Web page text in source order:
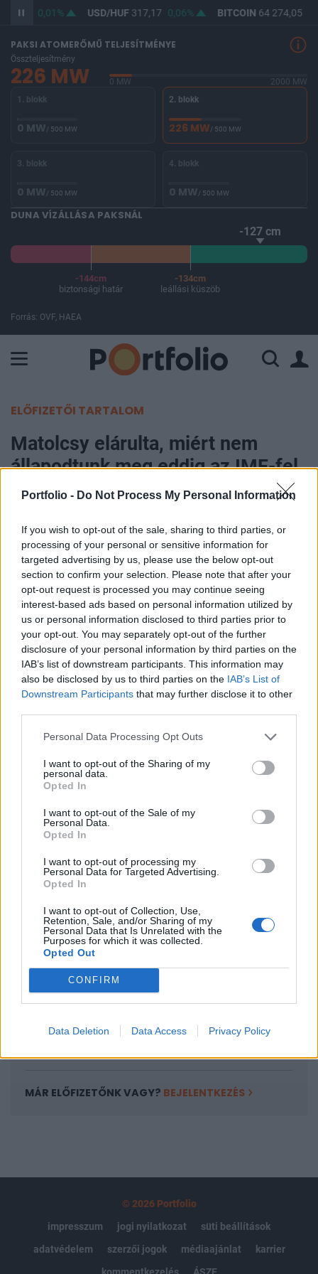
Portfolio - Do Not Process My Personal Information
If you wish to opt-out of the sale, sharing to third parties, or
processing of your personal or sensitive information for
targeted advertising by us, please use the below opt-out
section to confirm your selection. Please note that after your
opt-out request is processed you may continue seeing
interest-based ads based on personal information utilized by
us or personal information disclosed to third parties prior to
your opt-out. You may separately opt-out of the further
disclosure of your personal information by third parties on the
IAB’s list of downstream participants. This information may
also be disclosed by us to third parties on the IAB’s List of
Downstream Participants that may further disclose it to other
Personal Data Processing Opt Outs
I want to opt-out of the Sharing of my
personal data.
Opted In
I want to opt-out of the Sale of my
Personal Data.
Opted In
I want to opt-out of processing my
Personal Data for Targeted Advertising.
Opted In
I want to opt-out of Collection, Use,
Retention, Sale, and/or Sharing of my
Personal Data that Is Unrelated with the
Purposes for which it was collected.
Opted Out
CONFIRM
Data Deletion Data Access Privacy Policy
0,01% USD/HUF317,17 0,06% BITCOIN64 274,05
PAKSI ATOMERŐMŰ TELJESÍTMÉNYE
Összteljesítmény
226 MW 0 MW
2000 MW
1. blokk
0 MW/ 500 MW
2. blokk
226 MW/ 500 MW
3. blokk
0 MW/ 500 MW
4. blokk
0 MW/ 500 MW
DUNA VÍZÁLLÁSA PAKSNÁL
-127 cm
-144cm
biztonsági határ
-134cm
leállási küszöb
Forrás: OVF, HAEA
ELŐFIZETŐI TARTALOM
Matolcsy elárulta, miért nem
állapodtunk meg eddig az IMF-fel
Portfolio
Magyarország a nemzeti érdeket óvó tárgyalási
folyamatot követ a Nemzetközi Valutaalappal és
az Európai Unióval - hangsúlyozta az MTI
beszámolója szerint Matolcsy György
nemzetgazdasági miniszter kedden az
Országgyűlés Fogyasztóvédelmi Bizottsága
ülésén Z. Kárpát Dániel jobbikos képviselő
kérdésére válaszolva.
Matolcsy György szerint, aki egy nemzeti érdekeket feladó,
gyors tárgyalást kíván a Valutaalappal és az Európai
a gazdaságpolitikát gyámság alá helyezzék. A
nemzetgazdasági miniszter kifejtette: Magyarország
nemzeti érdekeket óvó tárgyalási folyamatot...
KEDVES OLVASÓNK!
A keresett cikk a portfolio.hu hírarchívumához
tartozik, melynek olvasása előfizetéses
regisztrációhoz kötött.
Az előfizetés a következőket tartalmazza:
Portfolio.hu teljes cikkarchívum
Kötéslisták: BÉT elmúlt 2 év napon belüli
kötéslistái
MÁR ELŐFIZETŐNK VAGY? BEJELENTKEZÉS
© 2026 Portfolio
impresszum
jogi nyilatkozat
süti beállítások
adatvédelem
szerzői jogok médiaajánlat
karrier
kommentkezelés
ÁSZF